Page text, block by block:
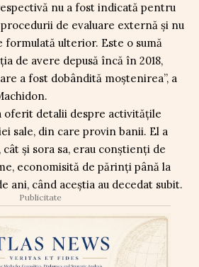
nu a fost indicată pentru
de evaluare externă și nu
formulată ulterior. Este o sumă
de avere depusă încă în 2018,
a fost dobândită moștenirea”, a
oferit detalii despre activitățile
sale, din care provin banii. El a
și sora sa, erau conștienți de
economisită de părinți până la
ani, când aceștia au decedat subit.
Publicitate